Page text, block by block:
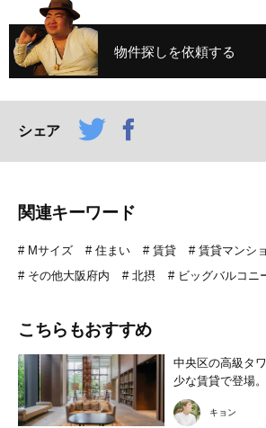
物件探しを依頼する
シェア
関連キーワード
Mサイズ 住まい 賃貸 賃貸マンシ
その他大阪府内
北摂 ビッグバルコニ
こちらもおすすめ
中央区の高級タ
少な賃貸で登場。
キョン